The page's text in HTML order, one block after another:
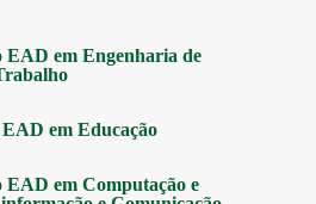
EAD em Engenharia de
em Educação
EAD em Computação e